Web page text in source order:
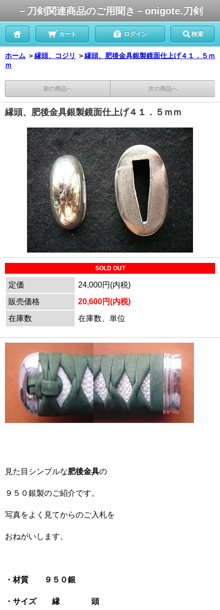
－刀剣関連商品のご用聞き－onigote.刀剣
カート ログイン 検索
ホーム ＞縁頭、コジリ ＞縁頭、肥後金具銀製鏡面仕上げ４１．５ｍ
ｍ
前の商品へ 次の商品へ
縁頭、肥後金具銀製鏡面仕上げ４１．５ｍｍ
SOLD OUT
定価
24,000円(内税)
販売価格
20,600円(内税)
在庫数
在庫数、単位
見た目シンプルな肥後金具の
９５０銀製のご紹介です。
写真をよく見てからのご入札を
おねがいします。
・材質 ９５０銀
・サイズ 縁 頭